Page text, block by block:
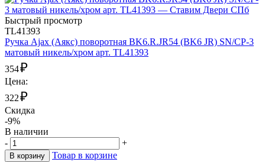
Быстрый просмотр
TL41393
Ручка Ajax (Аякс) поворотная BK6.R.JR54 (BK6 JR) SN/CP-3
матовый никель/хром арт. TL41393
354₽
Цена:
322₽
Скидка
-9%
В наличии
-
+
В корзину Товар в корзине